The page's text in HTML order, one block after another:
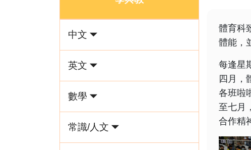
中文
英文
數學
常識/人文
體育科
體能，
每逢星
四月，
各班啦
至七月
合作精